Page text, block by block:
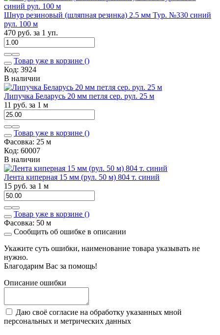
Шнур резиновый (шляпная резинка) 2.5 мм Тур. №330 синий
рул. 100 м
470 руб. за 1 уп.
Товар уже в корзине ()
Код: 3924
В наличии
Липучка Беларусь 20 мм петля сер. рул. 25 м
11 руб. за 1 м
Товар уже в корзине ()
Фасовка: 25 м
Код: 60007
В наличии
Лента киперная 15 мм (рул. 50 м) 804 т. синий
15 руб. за 1 м
Товар уже в корзине ()
Фасовка: 50 м
Сообщить об ошибке в описании
Укажите суть ошибки, наименование товара указывать не
нужно.
Благодарим Вас за помощь!
Описание ошибки
Даю своё согласие на обработку указанных мной
персональных и метрических данных